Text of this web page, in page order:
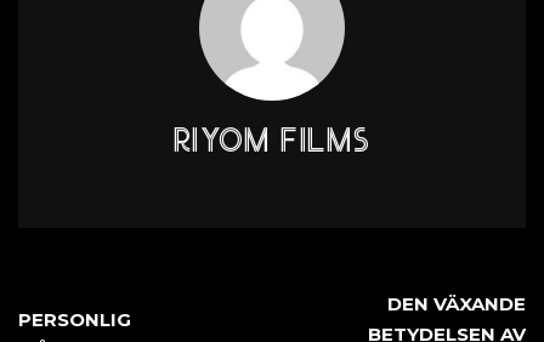
RIYOM FILMS
PERSONLIG
DEN VÄXANDE
BETYDELSEN AV